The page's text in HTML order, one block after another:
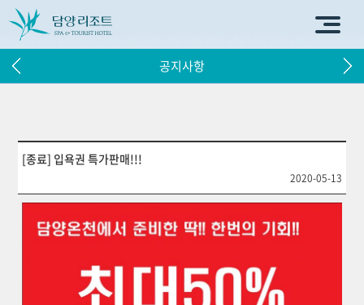
공지사항
[종료] 입욕권 특가판매!!!
2020-05-13